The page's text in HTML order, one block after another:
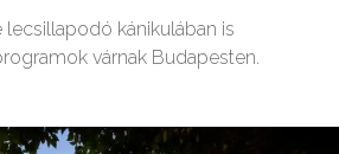
kánikulában is
várnak Budapesten.